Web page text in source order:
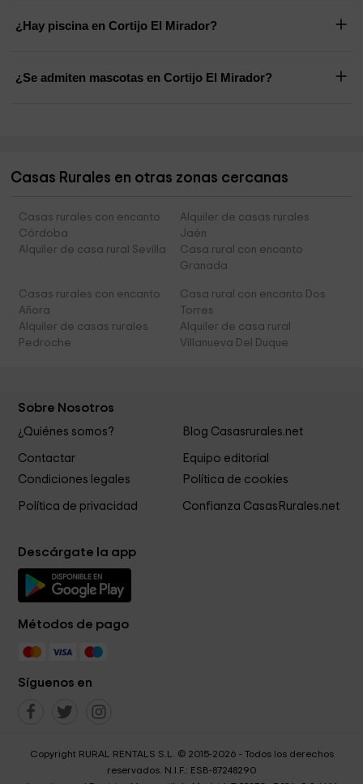
¿Hay piscina en Cortijo El Mirador?
¿Se admiten mascotas en Cortijo El Mirador?
Casas Rurales en otras zonas cercanas
Casas rurales con encanto
Córdoba
Alquiler de casas rurales
Jaén
Alquiler de casa rural Sevilla
Casa rural con encanto
Granada
Casas rurales con encanto
Añora
Casa rural con encanto Dos
Torres
Alquiler de casas rurales
Pedroche
Alquiler de casa rural
Villanueva Del Duque
Sobre Nosotros
¿Quiénes somos? Blog Casasrurales.net
Contactar
Equipo editorial
Condiciones legales
Política de cookies
Política de privacidad Confianza CasasRurales.net
Descárgate la app
Métodos de pago
Síguenos en
Copyright RURAL RENTALS S.L. © 2015-2026 - Todos los derechos
reservados. N.I.F.: ESB-87248290